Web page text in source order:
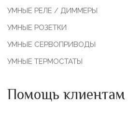
УМНЫЕ РЕЛЕ / ДИММЕРЫ
УМНЫЕ РОЗЕТКИ
УМНЫЕ СЕРВОПРИВОДЫ
УМНЫЕ ТЕРМОСТАТЫ
Помощь клиентам